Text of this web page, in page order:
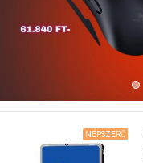
NÉPSZERŰ